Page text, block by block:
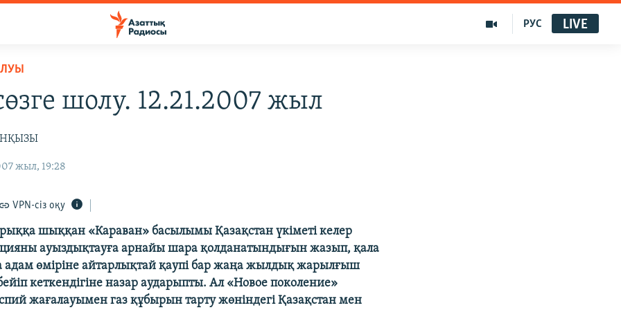
РУС LIVE
шолу. 12.21.2007 жыл
жыл, 19:28
VPN-сіз оқу
шыққан «Караван» басылымы Қазақстан үкіметі келер
ауыздықтауға арнайы шара қолданатындығын жазып, қала
адам өміріне айтарлықтай қаупі бар жаңа жылдық жарылғыш
кеткендігіне назар аударыпты. Ал «Новое поколение»
жағалауымен газ құбырын тарту жөніндегі Қазақстан мен